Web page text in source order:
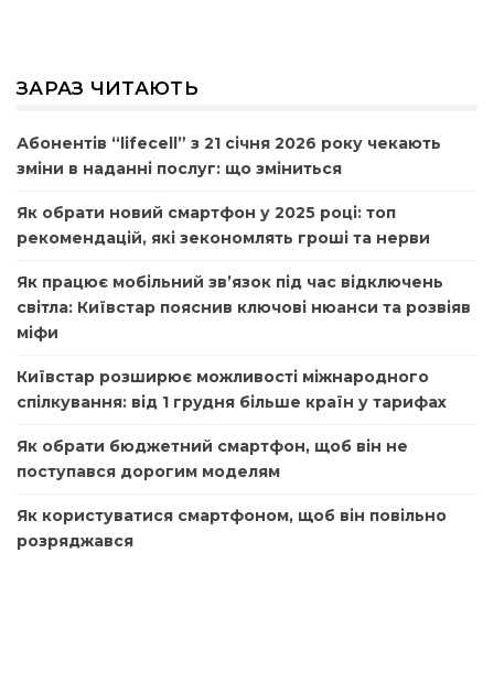
ЗАРАЗ ЧИТАЮТЬ
Абонентів “lifecell” з 21 січня 2026 року чекають
зміни в наданні послуг: що зміниться
Як обрати новий смартфон у 2025 році: топ
рекомендацій, які зекономлять гроші та нерви
Як працює мобільний зв’язок під час відключень
світла: Київстар пояснив ключові нюанси та розвіяв
міфи
Київстар розширює можливості міжнародного
спілкування: від 1 грудня більше країн у тарифах
Як обрати бюджетний смартфон, щоб він не
поступався дорогим моделям
Як користуватися смартфоном, щоб він повільно
розряджався